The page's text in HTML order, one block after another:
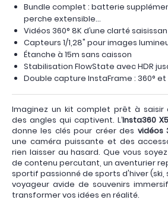
Bundle complet : batterie
perche extensible...
Vidéos 360° 8K d’une clarté
Capteurs 1/1,28" pour images
Étanche à 15m sans caisson
Stabilisation FlowState avec HDR
Double capture InstaFrame : 360°
Imaginez un kit complet prêt à saisir
des angles qui captivent. L’Insta360
donne les clés pour créer des vidéos
une caméra puissante et des
rien laisser au hasard. Que vous
de contenu percutant, un aventurier
sportif passionné de sports d'hiver
voyageur avide de souvenirs
transformer vos idées en réalité.